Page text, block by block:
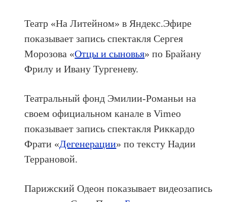
Театр «На Литейном» в Яндекс.Эфире
показывает запись спектакля Сергея
Морозова «Отцы и сыновья» по Брайану
Фрилу и Ивану Тургеневу.
Театральный фонд Эмилии-Романьи на
своем официальном канале в Vimeo
показывает запись спектакля Риккардо
Фрати «Дегенерации» по тексту Надии
Террановой.
Парижский Одеон показывает видеозапись